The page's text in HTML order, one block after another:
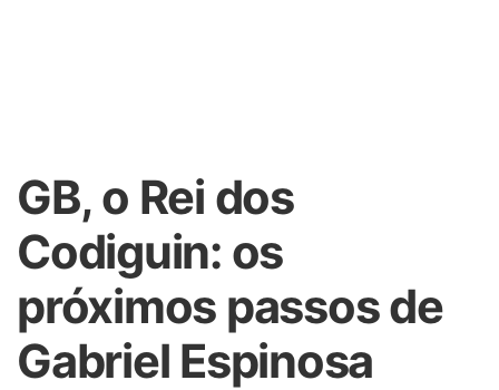
GB, o Rei dos
Codiguin: os
próximos passos de
Gabriel Espinosa